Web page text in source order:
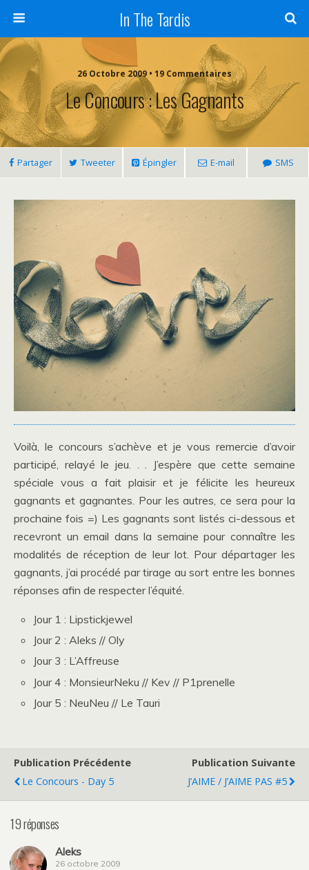
In The Tardis
26 Octobre 2009 • 19 Commentaires
Le Concours : Les Gagnants
Partager Tweeter Épingler E-mail SMS
Voilà, le concours s’achève et je vous remercie d’avoir
participé, relayé le jeu. . . J’espère que cette semaine
spéciale vous a fait plaisir et je félicite les heureux
gagnants et gagnantes. Pour les autres, ce sera pour la
prochaine fois =) Les gagnants sont listés ci-dessous et
recevront un email dans la semaine pour connaître les
modalités de réception de leur lot. Pour départager les
gagnants, j’ai procédé par tirage au sort entre les bonnes
réponses afin de respecter l’équité.
Jour 1 : Lipstickjewel
Jour 2 : Aleks // Oly
Jour 3 : L’Affreuse
Jour 4 : MonsieurNeku // Kev // P1prenelle
Jour 5 : NeuNeu // Le Tauri
Publication Précédente
Le Concours - Day 5
Publication Suivante
J’AIME / J’AIME PAS #5
19 réponses
Aleks
26 octobre 2009